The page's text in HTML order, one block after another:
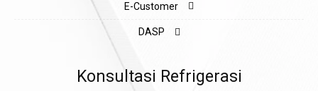
E-Customer
DASP
Konsultasi Refrigerasi